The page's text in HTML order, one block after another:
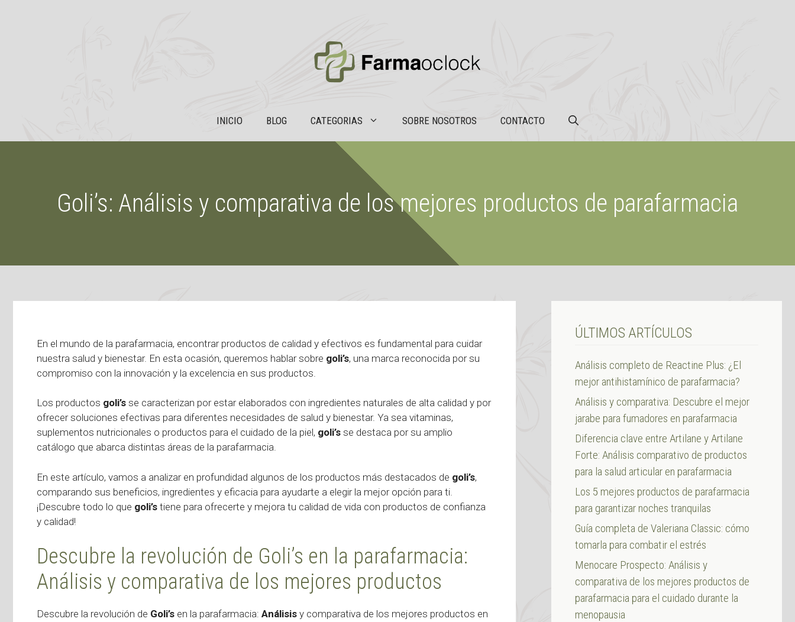
INICIO BLOG CATEGORIAS SOBRE NOSOTROS CONTACTO
Goli’s: Análisis y comparativa de los mejores productos de parafarmacia
En el mundo de la parafarmacia, encontrar productos de calidad y efectivos es fundamental para cuidar
nuestra salud y bienestar. En esta ocasión, queremos hablar sobre goli’s, una marca reconocida por su
compromiso con la innovación y la excelencia en sus productos.
Los productos goli’s se caracterizan por estar elaborados con ingredientes naturales de alta calidad y por
ofrecer soluciones efectivas para diferentes necesidades de salud y bienestar. Ya sea vitaminas,
suplementos nutricionales o productos para el cuidado de la piel, goli’s se destaca por su amplio
catálogo que abarca distintas áreas de la parafarmacia.
En este artículo, vamos a analizar en profundidad algunos de los productos más destacados de goli’s,
comparando sus beneficios, ingredientes y eficacia para ayudarte a elegir la mejor opción para ti.
¡Descubre todo lo que goli’s tiene para ofrecerte y mejora tu calidad de vida con productos de confianza
y calidad!
Descubre la revolución de Goli’s en la parafarmacia:
Análisis y comparativa de los mejores productos
Descubre la revolución de Goli’s en la parafarmacia: Análisis y comparativa de los mejores productos en
ÚLTIMOS ARTÍCULOS
Análisis completo de Reactine Plus: ¿El
mejor antihistamínico de parafarmacia?
Análisis y comparativa: Descubre el mejor
jarabe para fumadores en parafarmacia
Diferencia clave entre Artilane y Artilane
Forte: Análisis comparativo de productos
para la salud articular en parafarmacia
Los 5 mejores productos de parafarmacia
para garantizar noches tranquilas
Guía completa de Valeriana Classic: cómo
tomarla para combatir el estrés
Menocare Prospecto: Análisis y
comparativa de los mejores productos de
parafarmacia para el cuidado durante la
menopausia